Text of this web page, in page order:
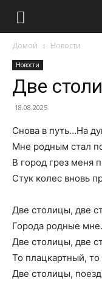
Домой Новости
Новости
Две
18.08.2025
Снова в путь…На
Мне родным стал
В город грез меня
Стук колес вновь
Две столицы, две
Города родные мне.
Две столицы, две
То плацкартный,
Две столицы,